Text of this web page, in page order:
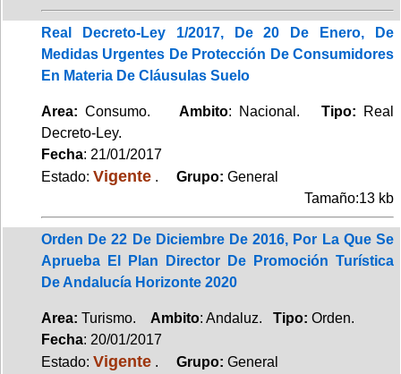
Real Decreto-Ley 1/2017, De 20 De Enero, De
Medidas Urgentes De Protección De Consumidores
En Materia De Cláusulas Suelo
Area: Consumo. Ambito: Nacional. Tipo:
Real
Decreto-Ley.
Fecha: 21/01/2017
Estado: Vigente . Grupo: General
Tamaño:13 kb
Orden De 22 De Diciembre De 2016, Por La Que Se
Aprueba El Plan Director De Promoción Turística
De Andalucía Horizonte 2020
Area: Turismo. Ambito: Andaluz. Tipo: Orden.
Fecha: 20/01/2017
Estado: Vigente . Grupo: General